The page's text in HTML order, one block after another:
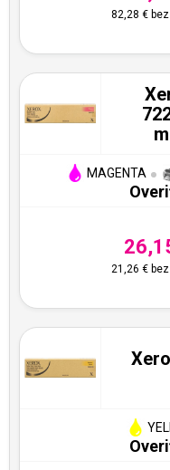
82,28 €
MAGENTA
21,26 €